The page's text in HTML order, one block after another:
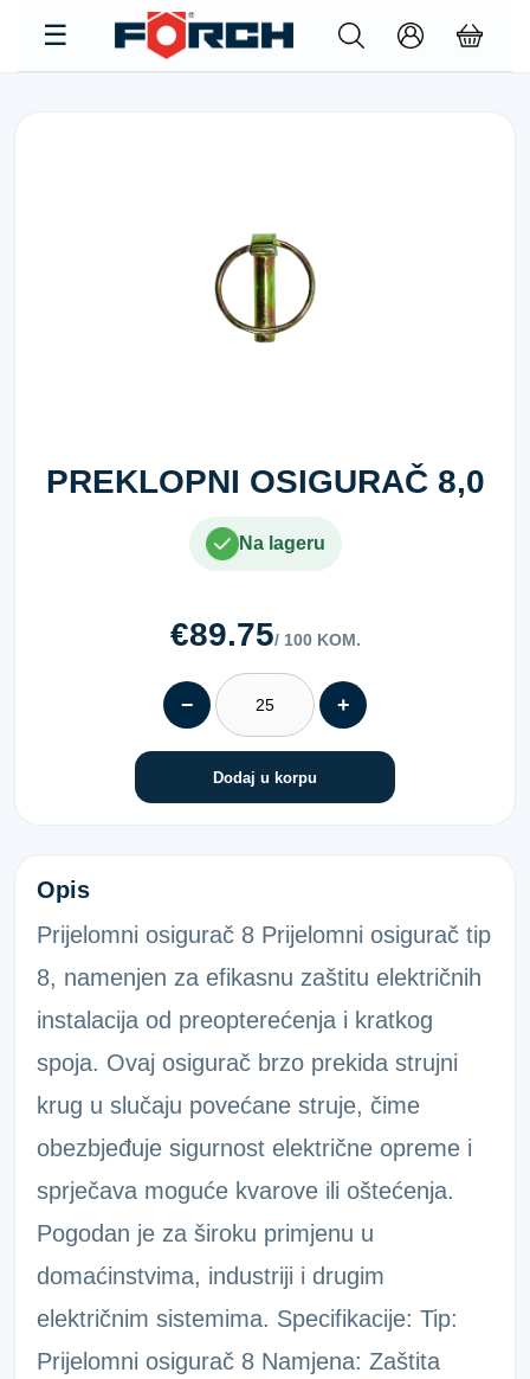
PREKLOPNI OSIGURAČ 8,0
Na lageru
€89.75/ 100 KOM.
− +
Dodaj u korpu
PREKLOPNI OSIGURAČ 8,0
Opis
Prijelomni osigurač 8 Prijelomni osigurač tip
8, namenjen za efikasnu zaštitu električnih
instalacija od preopterećenja i kratkog
spoja. Ovaj osigurač brzo prekida strujni
krug u slučaju povećane struje, čime
obezbjeđuje sigurnost električne opreme i
sprječava moguće kvarove ili oštećenja.
Pogodan je za široku primjenu u
domaćinstvima, industriji i drugim
električnim sistemima. Specifikacije: Tip:
Prijelomni osigurač 8 Namjena: Zaštita